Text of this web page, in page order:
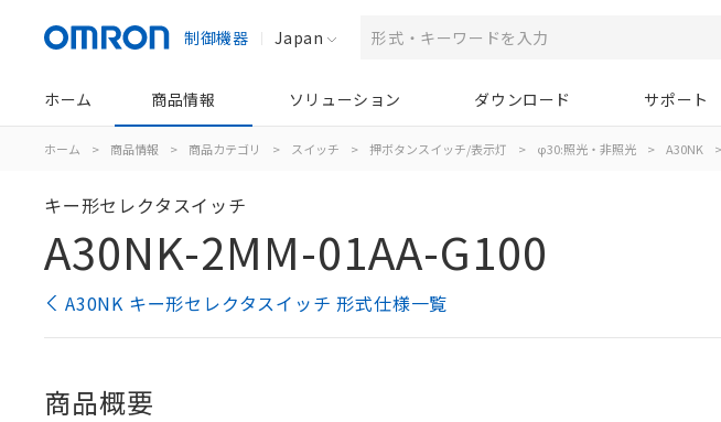
制御機器 Japan
ホーム 商品情報 ソリューション ダウンロード サポート
ホーム > 商品情報 > 商品カテゴリ > スイッチ > 押ボタンスイッチ/表示灯 > φ30:照光・非照光 > A30NK >
キー形セレクタスイッチ
A30NK-2MM-01AA-G100
A30NK キー形セレクタスイッチ 形式仕様一覧
商品概要